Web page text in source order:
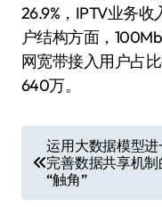
26.9%，IPTV业务收
户结构方面，
网宽带接入用户占
640万。
章
导
运用大数据模型进
完善数据共享机制
“触角”